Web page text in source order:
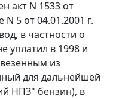
акт N 1533 от
5 от 04.01.2001 г.
в частности о
уплатил в 1998 и
из
для дальнейшей
НПЗ" бензин), в